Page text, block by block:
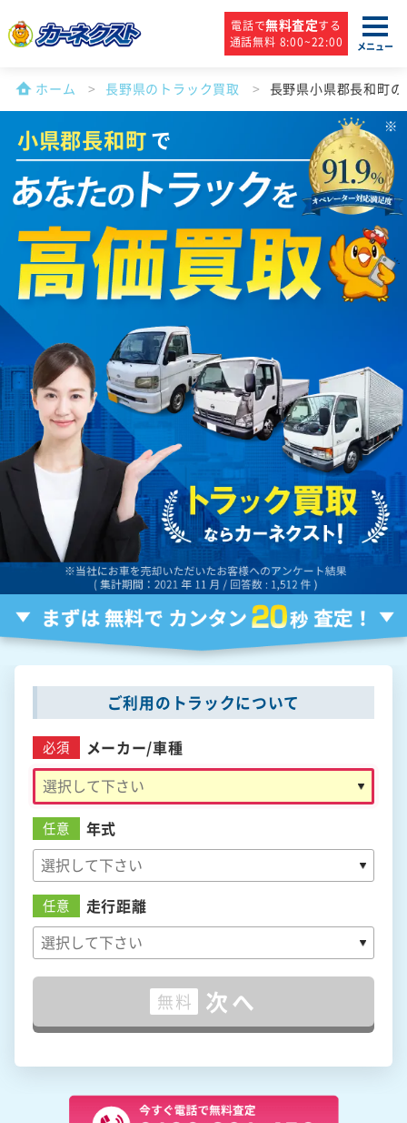
電話で無料査定する
通話無料 8:00~22:00
メニュー
ホーム 長野県のトラック買取 長野県小県郡長和町
小県郡長和町で
ご利用のトラックについて
必須 メーカー/車種
任意 年式
任意 走行距離
無料 次へ